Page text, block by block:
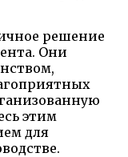
решение
Они
этим
для